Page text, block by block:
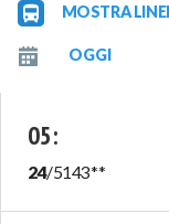
MOSTRA
05:
24/5143**